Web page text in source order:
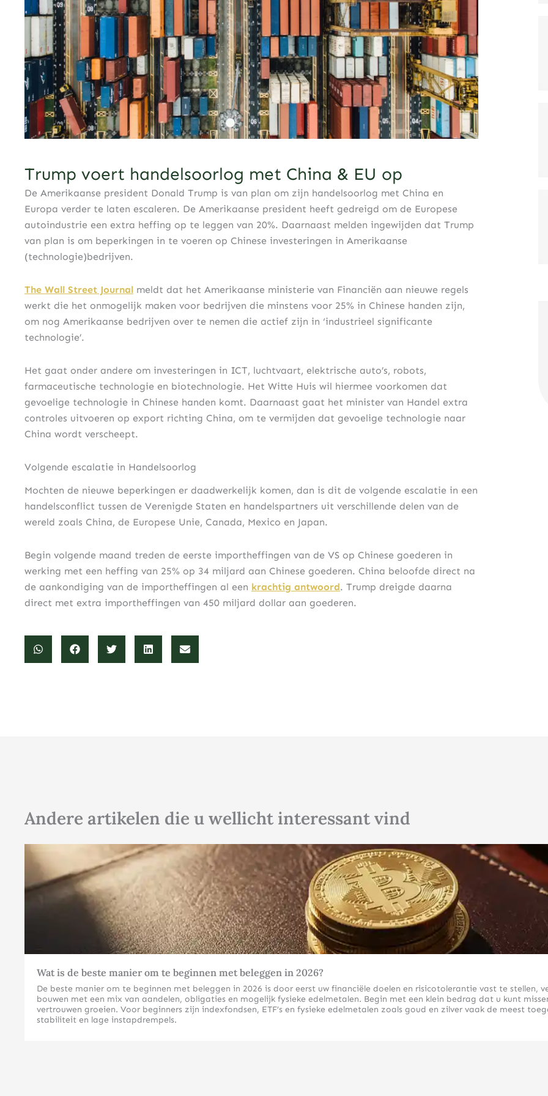
Trump voert handelsoorlog met China & EU op
De Amerikaanse president Donald Trump is van plan om zijn handelsoorlog met China en
Europa verder te laten escaleren. De Amerikaanse president heeft gedreigd om de Europese
autoindustrie een extra heffing op te leggen van 20%. Daarnaast melden ingewijden dat Trump
van plan is om beperkingen in te voeren op Chinese investeringen in Amerikaanse
(technologie)bedrijven.
The Wall Street Journal meldt dat het Amerikaanse ministerie van Financiën aan nieuwe regels
werkt die het onmogelijk maken voor bedrijven die minstens voor 25% in Chinese handen zijn,
om nog Amerikaanse bedrijven over te nemen die actief zijn in ‘industrieel significante
technologie’.
Het gaat onder andere om investeringen in ICT, luchtvaart, elektrische auto’s, robots,
farmaceutische technologie en biotechnologie. Het Witte Huis wil hiermee voorkomen dat
gevoelige technologie in Chinese handen komt. Daarnaast gaat het minister van Handel extra
controles uitvoeren op export richting China, om te vermijden dat gevoelige technologie naar
China wordt verscheept.
Volgende escalatie in Handelsoorlog
Mochten de nieuwe beperkingen er daadwerkelijk komen, dan is dit de volgende escalatie in een
handelsconflict tussen de Verenigde Staten en handelspartners uit verschillende delen van de
wereld zoals China, de Europese Unie, Canada, Mexico en Japan.
Begin volgende maand treden de eerste importheffingen van de VS op Chinese goederen in
werking met een heffing van 25% op 34 miljard aan Chinese goederen. China beloofde direct na
de aankondiging van de importheffingen al een krachtig antwoord. Trump dreigde daarna
direct met extra importheffingen van 450 miljard dollar aan goederen.
Andere artikelen die u wellicht interessant vind
Wat is de beste manier om te beginnen met beleggen in 2026?
De beste manier om te beginnen met beleggen in 2026 is door eerst uw financiële doelen en risicotolerantie vast te stellen,
bouwen met een mix van aandelen, obligaties en mogelijk fysieke edelmetalen. Begin met een klein bedrag dat u kunt
vertrouwen groeien. Voor beginners zijn indexfondsen, ETF’s en fysieke edelmetalen zoals goud en zilver vaak de meest
stabiliteit en lage instapdrempels.
Klik hier